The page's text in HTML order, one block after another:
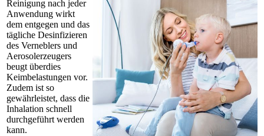
Reinigung nach jeder
Anwendung wirkt
dem entgegen und das
tägliche Desinfizieren
des Verneblers und
Aerosolerzeugers
beugt überdies
Keimbelastungen vor.
Zudem ist so
gewährleistet, dass die
Inhalation schnell
durchgeführt werden
kann.